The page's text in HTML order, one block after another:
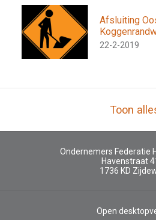
Afsluiting
22-2-2019
Toon
Ondernemers Federatie
Havenstraat
1736 KD
Open